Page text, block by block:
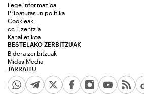
JARRAITU
Lege informazioa
Pribatutasun politika
Cookieak
cc Lizentzia
Kanal etikoa
BESTELAKO ZERBITZUAK
Bidera zerbitzuak
Midas Media